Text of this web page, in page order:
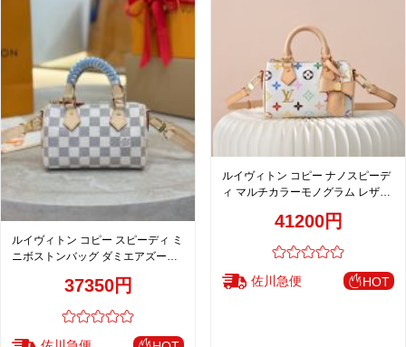
ルイヴィトン コピー スピーディ ミ
ニボストンバッグ ダミエアズール
37350円
ルイヴィトン コピー ナノスピーデ
ィ マルチカラーモノグラム レザー
41200円
佐川急便 HOT